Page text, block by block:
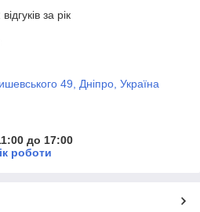
за рік
49, Дніпро, Україна
до 17:00
роботи